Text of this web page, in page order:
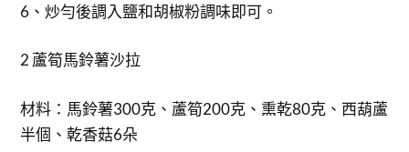
6、炒勻後調入鹽和胡椒粉調味即可。
2 蘆筍馬鈴薯沙拉
材料：馬鈴薯300克、蘆筍200克、熏乾80克、西葫蘆
半個、乾香菇6朵